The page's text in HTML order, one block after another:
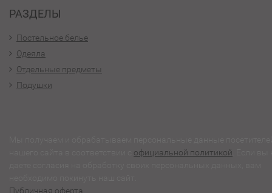
РАЗДЕЛЫ
Постельное белье
Одеяла
Отдельные предметы
Подушки
официальной политикой
Публичная оферта